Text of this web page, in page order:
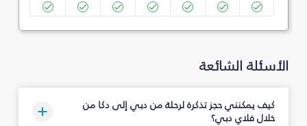
الأسئلة الشائعة
كيف يمكنني حجز تذكرة لرحلة من دبي إلى دكا من
خلال فلاي دبي؟